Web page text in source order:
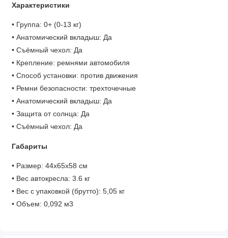
Характеристики
• Группа: 0+ (0-13 кг)
• Анатомический вкладыш: Да
• Съёмный чехол: Да
• Крепление: ремнями автомобиля
• Способ установки: против движения
• Ремни безопасности: трехточечные
• Анатомический вкладыш: Да
• Защита от солнца: Да
• Съёмный чехол: Да
Габариты
• Размер: 44х65х58 см
• Вес автокресла: 3.6 кг
• Вес с упаковкой (брутто): 5,05 кг
• Объем: 0,092 м3